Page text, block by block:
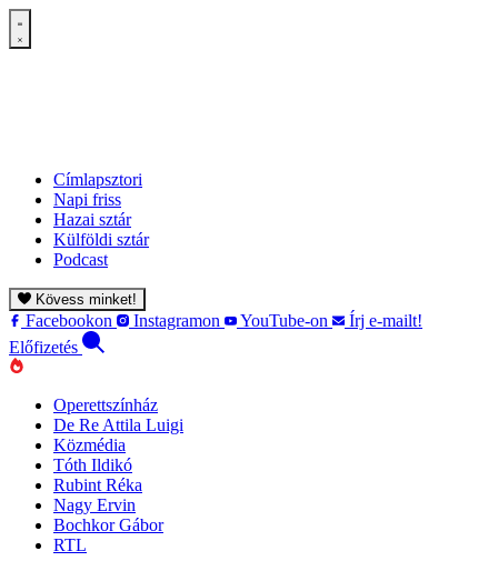
Címlapsztori
Napi friss
Hazai sztár
Külföldi sztár
Podcast
Kövess minket!
Facebookon Instagramon YouTube-on
Írj e-mailt!
Előfizetés
Operettszínház
De Re Attila Luigi
Közmédia
Tóth Ildikó
Rubint Réka
Nagy Ervin
Bochkor Gábor
RTL